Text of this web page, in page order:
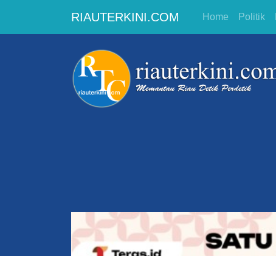
RIAUTERKINI.COM Home Politik